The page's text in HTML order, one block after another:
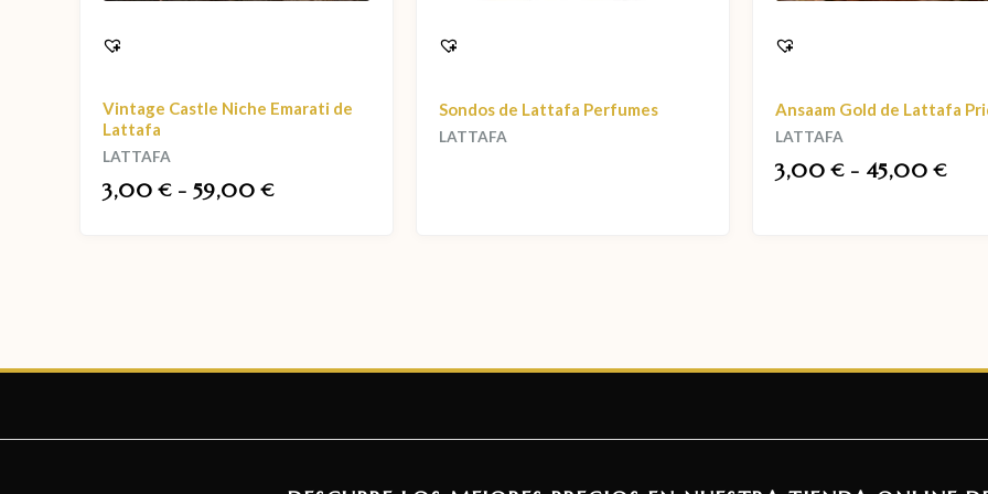
Vintage Castle Niche Emarati de
Lattafa
LATTAFA
3,00€ - 59,00€
Sondos de Lattafa Perfumes
LATTAFA
Ansaam Gold de Lattafa
LATTAFA
3,00€ - 45,00€